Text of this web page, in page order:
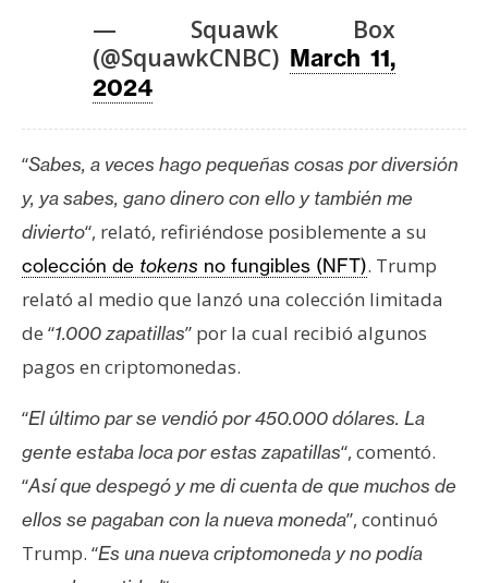
C
a
c
t
y
P
u
b
i
i
d
a
d
— Squawk Box
(@SquawkCNBC) March 11,
2024
“Sabes, a veces hago pequeñas cosas por diversión
y, ya sabes, gano dinero con ello y también me
divierto“, relató, refiriéndose posiblemente a su
colección de tokens no fungibles (NFT). Trump
relató al medio que lanzó una colección limitada
de “1.000 zapatillas” por la cual recibió algunos
pagos en criptomonedas.
“El último par se vendió por 450.000 dólares. La
gente estaba loca por estas zapatillas“, comentó.
“Así que despegó y me di cuenta de que muchos de
ellos se pagaban con la nueva moneda”, continuó
Trump. “Es una nueva criptomoneda y no podía